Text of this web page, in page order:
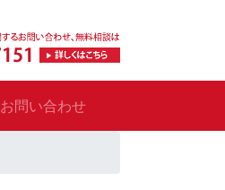
お問い合わせ